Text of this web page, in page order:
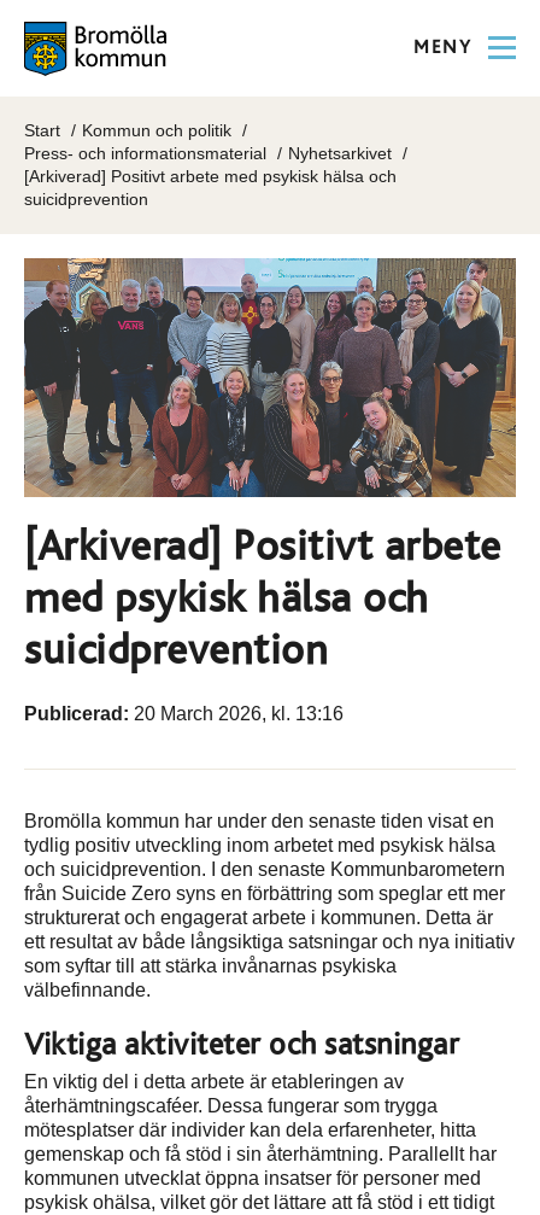
MENY
Start
Kommun och politik
Press- och informationsmaterial
Nyhetsarkivet
[Arkiverad] Positivt arbete med psykisk hälsa och
suicidprevention
[Arkiverad] Positivt arbete
med psykisk hälsa och
suicidprevention
Publicerad: 20 March 2026, kl. 13:16
Bromölla kommun har under den senaste tiden visat en
tydlig positiv utveckling inom arbetet med psykisk hälsa
och suicidprevention. I den senaste Kommunbarometern
från Suicide Zero syns en förbättring som speglar ett mer
strukturerat och engagerat arbete i kommunen. Detta är
ett resultat av både långsiktiga satsningar och nya initiativ
som syftar till att stärka invånarnas psykiska
välbefinnande.
Viktiga aktiviteter och satsningar
En viktig del i detta arbete är etableringen av
återhämtningscaféer. Dessa fungerar som trygga
mötesplatser där individer kan dela erfarenheter, hitta
gemenskap och få stöd i sin återhämtning. Parallellt har
kommunen utvecklat öppna insatser för personer med
psykisk ohälsa, vilket gör det lättare att få stöd i ett tidigt